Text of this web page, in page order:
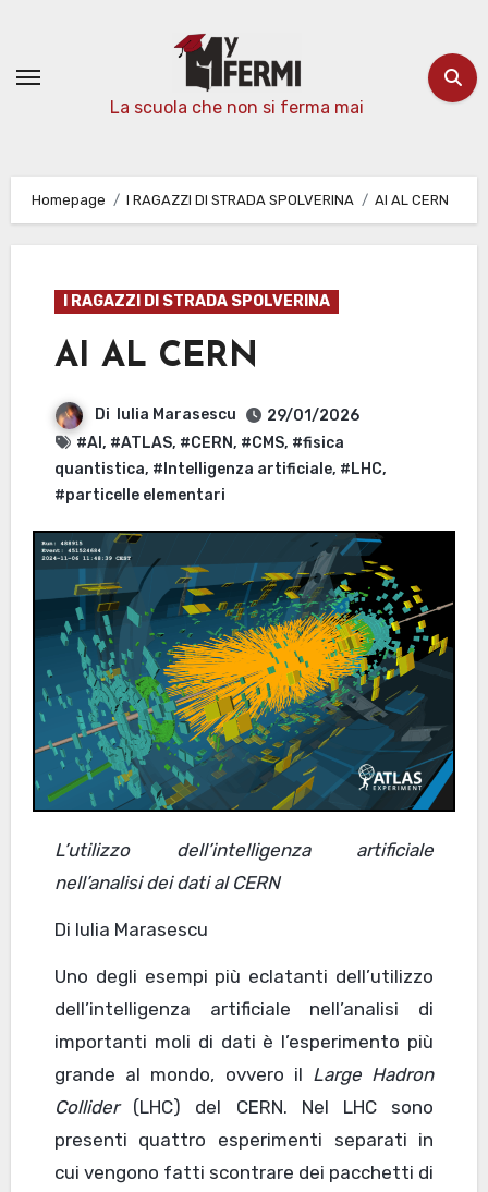
contenuto
La scuola che non si ferma mai
Homepage I RAGAZZI DI STRADA SPOLVERINA AI AL CERN
I RAGAZZI DI STRADA SPOLVERINA
AI AL CERN
Di Iulia Marasescu
29/01/2026
#AI , #ATLAS, #CERN, #CMS, #fisica
quantistica, #Intelligenza artificiale, #LHC,
#particelle elementari
L’utilizzo dell’intelligenza artificiale
nell’analisi dei dati al CERN
Di Iulia Marasescu
Uno degli esempi più eclatanti dell’utilizzo
dell’intelligenza artificiale nell’analisi di
importanti moli di dati è l’esperimento più
grande al mondo, ovvero il Large Hadron
Collider(LHC) del CERN. Nel LHC sono
presenti quattro esperimenti separati in
cui vengono fatti scontrare dei pacchetti di